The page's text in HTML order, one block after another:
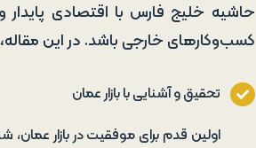
حاشیه خلیج فارس با اقتصادی
کسب‌وکارهای خارجی باشد. در این
تحقیق و آشنایی با بازار عمان
اولین قدم برای موفقیت در بازار